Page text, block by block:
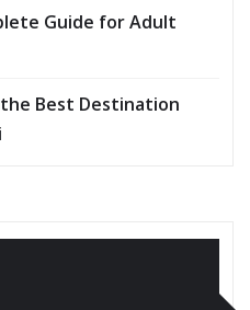
Guide for Adult
Best Destination